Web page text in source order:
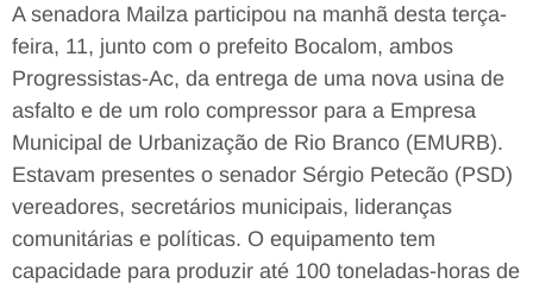
A senadora Mailza participou na manhã desta terça-
feira, 11, junto com o prefeito Bocalom, ambos
Progressistas-Ac, da entrega de uma nova usina de
asfalto e de um rolo compressor para a Empresa
Municipal de Urbanização de Rio Branco (EMURB).
Estavam presentes o senador Sérgio Petecão (PSD)
vereadores, secretários municipais, lideranças
comunitárias e políticas. O equipamento tem
capacidade para produzir até 100 toneladas-horas de